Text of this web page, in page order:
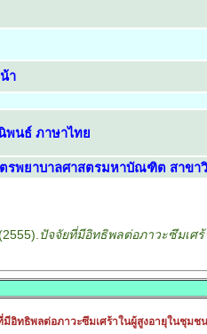
า
พนธ์ ภาษาไทย
รพยาบาลศาสตรมหาบัณฑิต สาขา
ปัจจัยที่มีอิทธิพลต่อภาวะซึมเศ
มีอิทธิพลต่อภาวะซึมเศร้าในผู้สูงอายุในชุมช